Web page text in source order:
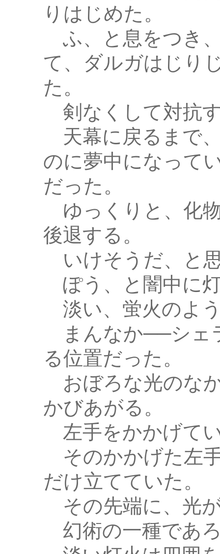
りはじめた。
ふ、と息をつき
て、ダルガはじり
た。
剣なくして対抗
天幕に戻るまで
のに夢中になって
だった。
ゆっくりと、化
後退する。
いけそうだ、と
ぽう、と闇中に
淡い、蛍火のよ
まんなか──シェ
る位置だった。
おぼろな光のな
かびあがる。
左手をかかげて
そのかかげた左
だけ立てていた。
その先端に、光
幻術の一種であ